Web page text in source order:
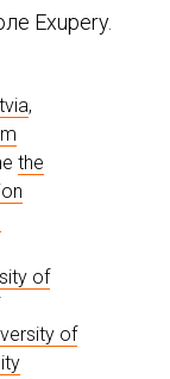
Exupery.
,
the
of
of